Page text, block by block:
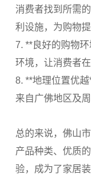
消费者找到所需
利设施，为购物提
7. **良好的购物
环境，让消费者
8. **地理位置优
来自广佛地区及
总的来说，佛山
产品种类、优质
验，成为了家居